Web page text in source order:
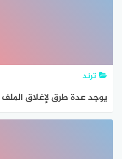
ترند
يوجد عدة طرق لإغلاق الملف
في برنامج معالجة النصوص؟